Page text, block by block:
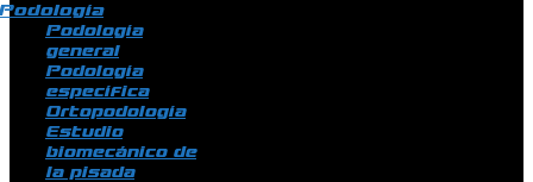
Podología
general
Podología
específica
Ortopodología
Estudio
biomecánico de
la pisada